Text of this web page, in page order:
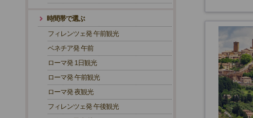
時間帯で選ぶ
フィレンツェ発 午前観光
ベネチア発 午前
ローマ発 1日観光
ローマ発 午前観光
ローマ発 夜観光
フィレンツェ発 午後観光